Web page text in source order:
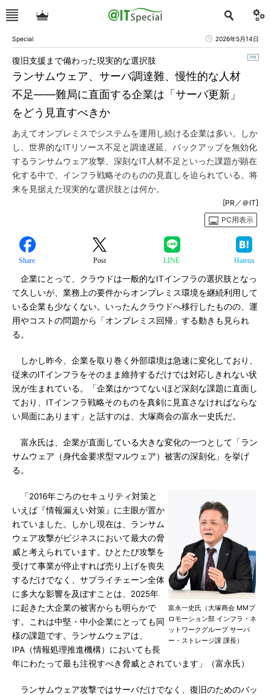
Special 2026年5月14日
ランサムウェア、サーバ調達難、慢性的な人材
不足――難局に直面する企業は「サーバ更新」
をどう見直すべきか
復旧支援まで備わった現実的な選択肢
あえてオンプレミスでシステムを運用し続ける企業は多い。しか
し、世界的なITリソース不足と調達遅延、バックアップを無効化
するランサムウェア攻撃、深刻なIT人材不足といった課題が顕在
化する中で、インフラ戦略そのものの見直しを迫られている。将
来を見据えた現実的な選択肢とは何か。
[PR／＠IT]
PC用表示
Share Post LINE Hatena
企業にとって、クラウドは一般的なITインフラの選択肢となっ
て久しいが、業務上の要件からオンプレミス環境を継続利用して
いる企業も少なくない。いったんクラウドへ移行したものの、運
用やコストの問題から「オンプレミス回帰」する動きも見られ
る。
しかし昨今、企業を取り巻く外部環境は急速に変化しており、
従来のITインフラをそのまま維持するだけでは対応しきれない状
況が生まれている。「企業はかつてないほど深刻な課題に直面し
ており、ITインフラ戦略そのものを真剣に見直さなければならな
い局面にあります」と話すのは、大塚商会の富永一史氏だ。
富永氏は、企業が直面している大きな変化の一つとして「ラン
サムウェア（身代金要求型マルウェア）被害の深刻化」を挙げ
る。
富永一史氏（大塚商会 MMプ
ロモーション部 インフラ・ネ
ットワークグループ サーバ
ー・ストレージ課 課長）
「2016年ごろのセキュリティ対策と
いえば『情報漏えい対策』に主眼が置か
れていました。しかし現在は、ランサム
ウェア攻撃がビジネスにおいて最大の脅
威と考えられています。ひとたび攻撃を
受けて事業が停止すれば売り上げを喪失
するだけでなく、サプライチェーン全体
に多大な影響を及ぼすことは、2025年
に起きた大企業の被害からも明らかで
す。これは中堅・中小企業にとっても同
様の課題です。ランサムウェアは、
IPA（情報処理推進機構）においても長
年にわたって最も注視すべき脅威とされています」（富永氏）
ランサムウェア攻撃ではサーバだけでなく、復旧のためのバッ